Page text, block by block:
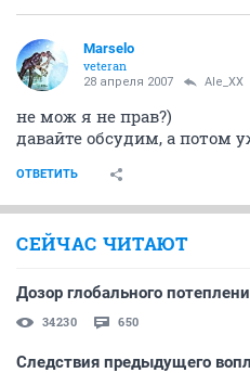
Marselo
veteran
28 апреля 2007 Ale_XX
не мож я не прав?)
давайте обсудим, а потом
ОТВЕТИТЬ
СЕЙЧАС ЧИТАЮТ
Дозор глобального
34230 650
Следствия предыдущего